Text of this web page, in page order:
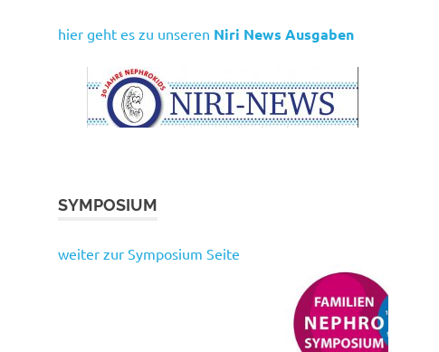
hier geht es zu unseren Niri News Ausgaben
SYMPOSIUM
weiter zur Symposium Seite